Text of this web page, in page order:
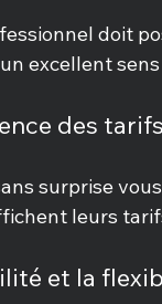
doit
excellent
des tarifs
surprise
leurs
et la